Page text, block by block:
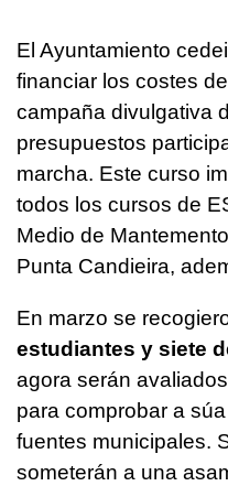
El Ayuntamiento
financiar los costes
campaña divulgativa
presupuestos
marcha. Este curso
todos los cursos de
Medio de Mantemento
Punta Candieira,
En marzo se
estudiantes y siete
agora serán
para comprobar a
fuentes municipales.
someterán a una